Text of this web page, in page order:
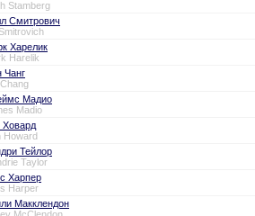
Stamberg
Смитрович
Харелик
Harelik
Чанг
Мадио
Madio
Ховард
Howard
Тейлор
Taylor
Харпер
Harper
Макклендон